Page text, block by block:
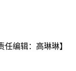
任编辑：高琳琳】